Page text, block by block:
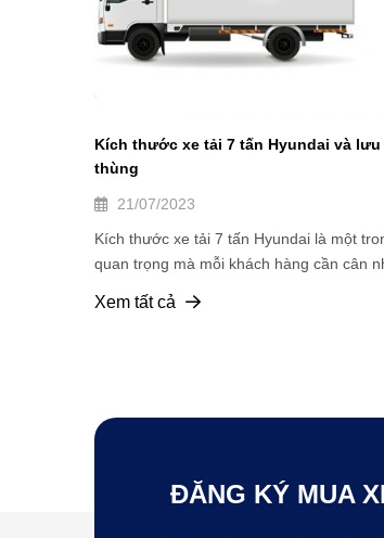
Kích thước xe tải 7 tấn Hyundai và
thùng
21/07/2023
Kích thước xe tải 7 tấn Hyundai là một
quan trọng mà mỗi khách hàng cần cân
Xem tất cả
ĐĂNG KÝ MUA